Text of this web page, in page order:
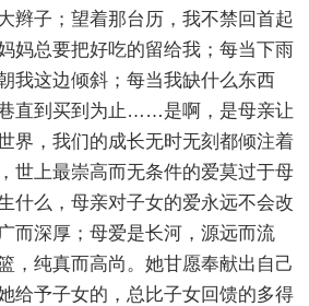
辫子；望着那台历，我不禁回首起
妈总要把好吃的留给我；每当下雨
我这边倾斜；每当我缺什么东西
直到买到为止……是啊，是母亲让
界，我们的成长无时无刻都倾注着
世上最崇高而无条件的爱莫过于母
什么，母亲对子女的爱永远不会改
而深厚；母爱是长河，源远而流
，纯真而高尚。她甘愿奉献出自己
给予子女的，总比子女回馈的多得